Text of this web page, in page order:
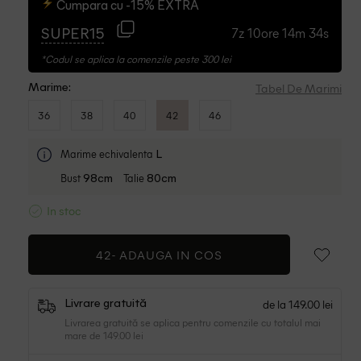
Cumpara cu -15% EXTRA
SUPER15 7z 10ore 14m 33s
*Codul se aplica la comenzile peste 300 lei
Marime: Tabel De Marimi
36 38 40 42 46
Marime echivalenta L
Bust 98cm Talie 80cm
In stoc
42- ADAUGA IN COS
Livrare gratuită de la 149.00 lei
Livrarea gratuită se aplica pentru comenzile cu totalul mai
mare de 149.00 lei